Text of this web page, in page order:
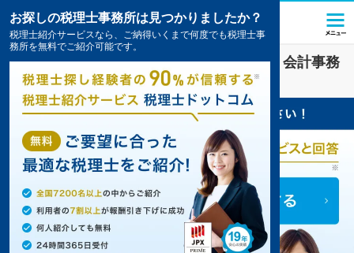
飲食業界に強い長野市(長野県)の税理士・会計事務
所の一覧7件掲載中
お探しの税理士事務所は見つかりましたか？
税理士紹介サービスなら、ご納得いくまで何度でも税理士事
務所を無料でご紹介可能です。